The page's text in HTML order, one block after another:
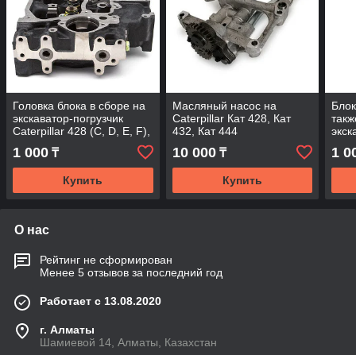
Головка блока в сборе на
экскаватор-погрузчик
Caterpillar 428 (C, D, E, F),
432 (C, D, E, F) Кат
1 000 ₸
Купить
Масляный насос на
Caterpillar Кат 428, Кат
432, Кат 444
10 000₸
Купить
432
1
О нас
Рейтинг не сформирован
Менее 5 отзывов за последний год
Работает с 13.08.2020
г. Алматы
Шамиевой 14, Алматы, Казахстан